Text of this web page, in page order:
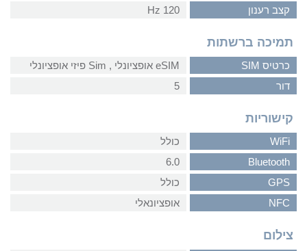
קצב רענון
120 Hz
תמיכה ברשתות
כרטיס SIM
eSIM אופציונלי‏ , ‏Sim פיזי אופציונלי
דור
5
קישוריות
WiFi
כולל
Bluetooth
6.0
GPS
כולל
NFC
אופציונאלי
צילום